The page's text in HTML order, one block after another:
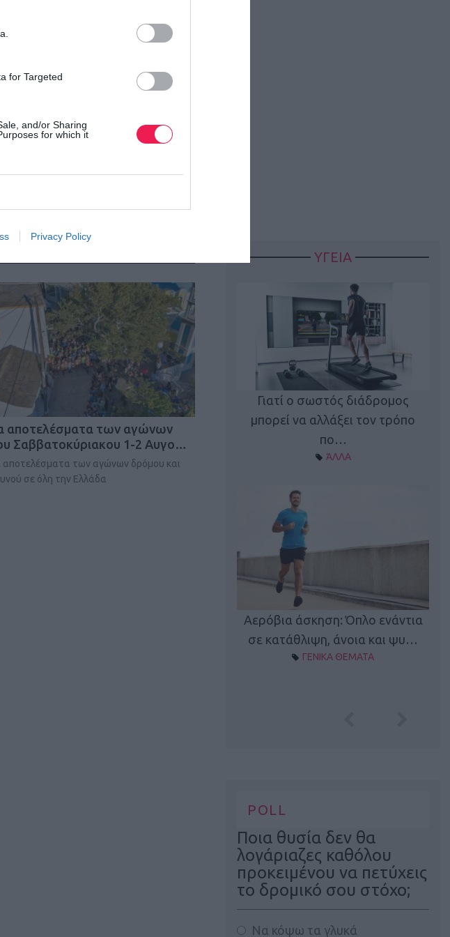
for Targeted
and/or Sharing
for which it
Privacy Policy
αποτελέσματα των αγώνων
Σαββατοκύριακου 1-2 Αυγο…
αποτελέσματα των αγώνων δρόμου και
σε όλη την Ελλάδα
ΥΓΕΙΑ
Καφές και καφεΐνη
ΓΕΝΙΚΑ ΘΕΜΑΤΑ
Γιατί ο σωστός διάδρομος
μπορεί να αλλάξει τον τρόπο
πο…
ΆΛΛΑ
Αερόβια άσκηση: Όπλο ενάντια
σε κατάθλιψη, άνοια και ψυ…
ΓΕΝΙΚΑ ΘΕΜΑΤΑ
POLL
Ποια θυσία δεν θα
λογάριαζες καθόλου
προκειμένου να πετύχεις
το δρομικό σου στόχο;
Να κόψω τα γλυκά